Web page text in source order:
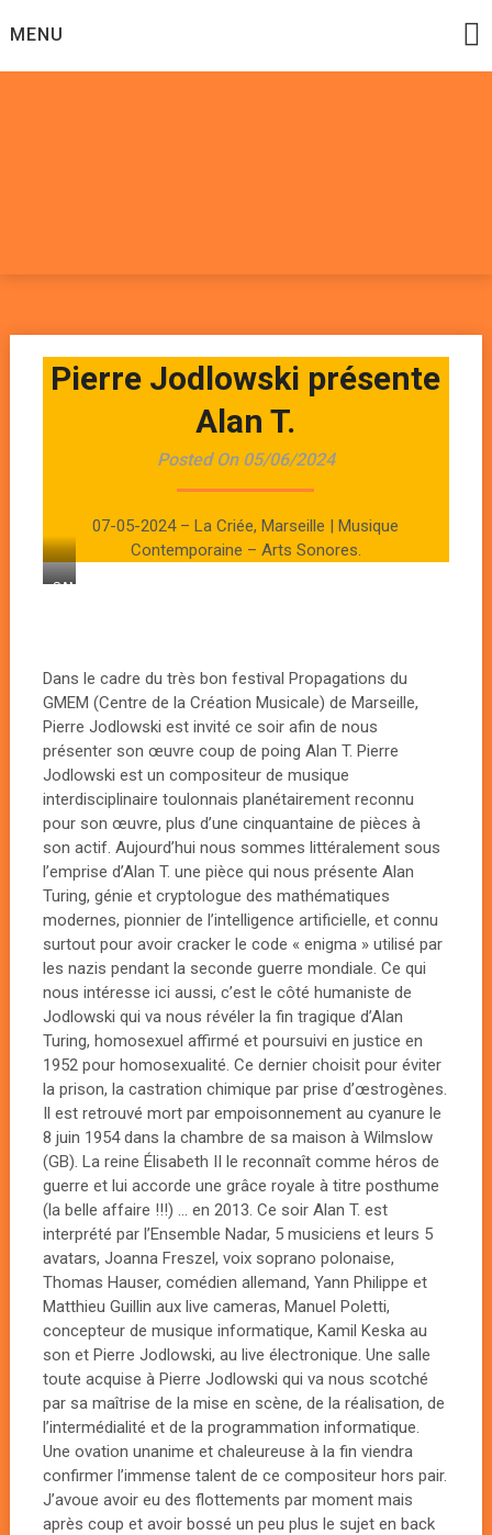
toMENU
Pierre Jodlowski présente
Alan T.
Posted On 05/06/2024
07-05-2024 – La Criée, Marseille | Musique
Contemporaine – Arts Sonores.
SAMSUNG
Dans le cadre du très bon festival Propagations du
GMEM (Centre de la Création Musicale) de Marseille,
Pierre Jodlowski est invité ce soir afin de nous
présenter son œuvre coup de poing Alan T. Pierre
Jodlowski est un compositeur de musique
interdisciplinaire toulonnais planétairement reconnu
pour son œuvre, plus d’une cinquantaine de pièces à
son actif. Aujourd’hui nous sommes littéralement sous
l’emprise d’Alan T. une pièce qui nous présente Alan
Turing, génie et cryptologue des mathématiques
modernes, pionnier de l’intelligence artificielle, et connu
surtout pour avoir cracker le code « enigma » utilisé par
les nazis pendant la seconde guerre mondiale. Ce qui
nous intéresse ici aussi, c’est le côté humaniste de
Jodlowski qui va nous révéler la fin tragique d’Alan
Turing, homosexuel affirmé et poursuivi en justice en
1952 pour homosexualité. Ce dernier choisit pour éviter
la prison, la castration chimique par prise d’œstrogènes.
Il est retrouvé mort par empoisonnement au cyanure le
8 juin 1954 dans la chambre de sa maison à Wilmslow
(GB). La reine Élisabeth II le reconnaît comme héros de
guerre et lui accorde une grâce royale à titre posthume
(la belle affaire !!!) … en 2013. Ce soir Alan T. est
interprété par l’Ensemble Nadar, 5 musiciens et leurs 5
avatars, Joanna Freszel, voix soprano polonaise,
Thomas Hauser, comédien allemand, Yann Philippe et
Matthieu Guillin aux live cameras, Manuel Poletti,
concepteur de musique informatique, Kamil Keska au
son et Pierre Jodlowski, au live électronique. Une salle
toute acquise à Pierre Jodlowski qui va nous scotché
par sa maîtrise de la mise en scène, de la réalisation, de
l’intermédialité et de la programmation informatique.
Une ovation unanime et chaleureuse à la fin viendra
confirmer l’immense talent de ce compositeur hors pair.
J’avoue avoir eu des flottements par moment mais
après coup et avoir bossé un peu plus le sujet en back